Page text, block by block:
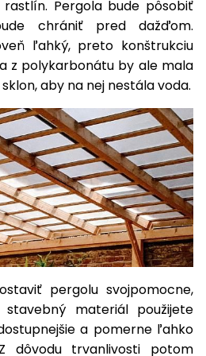
Pergola bude pôsobiť
chrániť pred dažďom.
ľahký, preto konštrukciu
z polykarbonátu by ale mala
aby na nej nestála voda.
pergolu svojpomocne,
materiál použijete
a pomerne ľahko
dôvodu trvanlivosti potom